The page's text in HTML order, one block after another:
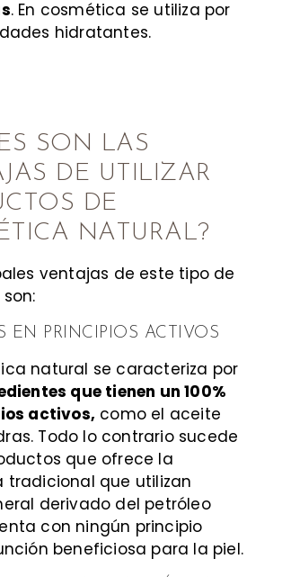
. En cosmética se utiliza por
hidratantes.
SON LAS
DE UTILIZAR
DE
NATURAL?
ventajas de este tipo de
EN PRINCIPIOS ACTIVOS
natural se caracteriza por
que tienen un 100%
activos, como el aceite
Todo lo contrario sucede
que ofrece la
tradicional que utilizan
derivado del petróleo
con ningún principio
beneficiosa para la piel.